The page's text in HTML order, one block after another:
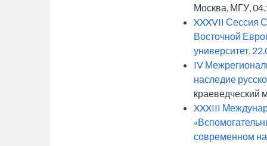
Москва, МГУ,
XXXVII Сессия
Восточной
университет,
IV
наследие
краеведческий
XXXIII
современном